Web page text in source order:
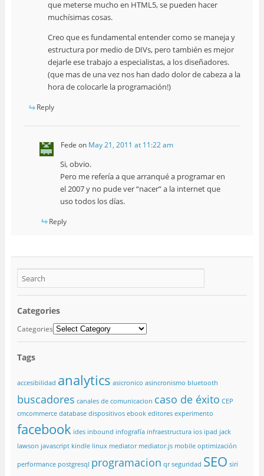
que meterse mucho en HTML5, se pueden hacer
muchísimas cosas.
Creo que es fundamental entender como se maneja y
estructura por medio de DIVs, pero también es mejor
dejarle ese trabajo a especialistas, a los diseñadores.
(que mas de una vez nos han dado dolor de cabeza a la
hora de colocarle la programación!)
Reply
Fede on May 21, 2011 at 11:22 am
Si, obvio.
Pero me refería a que arranqué a programar en
el 2007 y no pude ver “nacer” a la internet que
uso todos los días.
Reply
Categories
Categories
Tags
accesibilidad analytics asicronico asincronismo bluetooth
buscadores canales de comunicacion caso de éxito CEP
cmcommerce database dispositivos ebook editores experimento
facebook ides inbound infografía infraestructura ios ipad jack
lawson javascript kindle linux mediator mediator.js mobile optimización
performance postgresql programacion qr seguridad SEO siri